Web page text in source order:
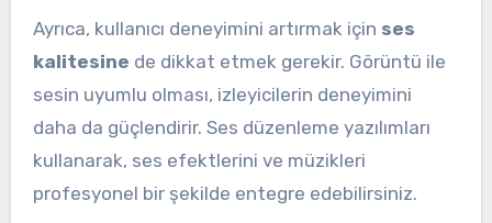
Ayrıca, kullanıcı deneyimini artırmak için ses
kalitesine de dikkat etmek gerekir. Görüntü ile
sesin uyumlu olması, izleyicilerin deneyimini
daha da güçlendirir. Ses düzenleme yazılımları
kullanarak, ses efektlerini ve müzikleri
profesyonel bir şekilde entegre edebilirsiniz.